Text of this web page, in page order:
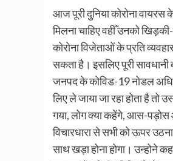
आज पूरी दुनिया कोरोना वायरस
मिलना चाहिए वहीँ उनको
कोरोना विजेताओं के प्रति
सकता है। इसलिए पूरी
जनपद के कोविड-19 नोडल
लिए ले जाया जा रहा होता है तो
गया, लोग क्या कहेंगे, आस-पड़ोस
विचारधारा से सभी को ऊपर
साथ खड़ा होना होगा। उन्होने